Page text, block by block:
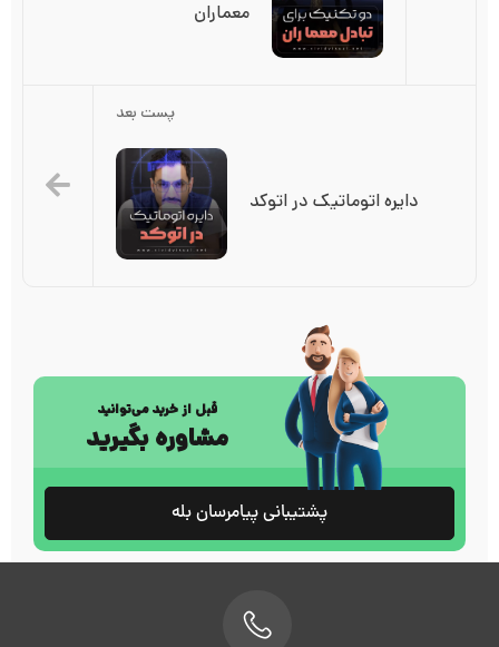
معماران
پست بعد
دایره اتوماتیک در اتوکد
قبل از خرید می‌توانید
مشاوره بگیرید
پشتیبانی پیامرسان بله